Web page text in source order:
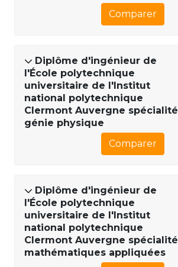
Comparer
Diplôme d'ingénieur de
l'École polytechnique
universitaire de l'Institut
national polytechnique
Clermont Auvergne spécialité
génie physique
Comparer
Diplôme d'ingénieur de
l'École polytechnique
universitaire de l'Institut
national polytechnique
Clermont Auvergne spécialité
mathématiques appliquées